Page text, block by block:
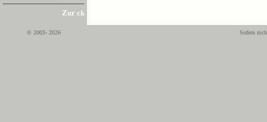
Zur ck
© 2003- 2026 Sofern